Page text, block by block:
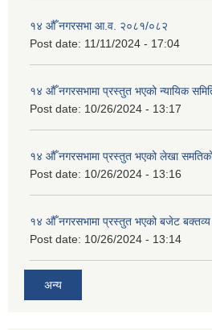
१४ औँ नगरसभा आ.व. २०८१/०८२
Post date: 11/11/2024 - 17:04
१४ औँ नगरसभामा प्रस्तुत भएको न्यायिक
Post date: 10/26/2024 - 13:17
१४ औँ नगरसभामा प्रस्तुत भएको लेखा
Post date: 10/26/2024 - 13:16
१४ औँ नगरसभामा प्रस्तुत भएको बजेट बक्तव्य
Post date: 10/26/2024 - 13:14
अन्य